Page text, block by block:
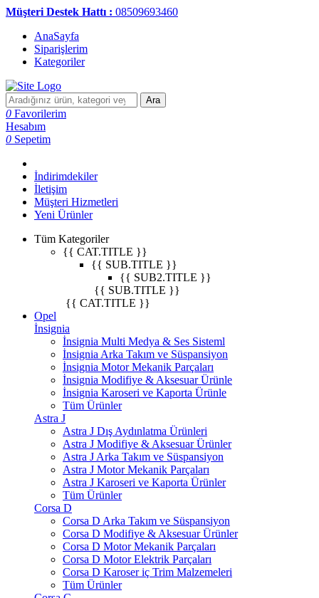
Müşteri Destek Hattı : 08509693460
AnaSayfa
Siparişlerim
Kategoriler
Ara
0 Favorilerim
Hesabım
0 Sepetim
İndirimdekiler
İletişim
Müşteri Hizmetleri
Yeni Ürünler
Tüm Kategoriler
{{ CAT.TITLE }}
{{ SUB.TITLE }}
{{ SUB2.TITLE }}
{{ SUB.TITLE }}
{{ CAT.TITLE }}
Opel
İnsignia
İnsignia Multi Medya & Ses Sisteml
İnsignia Arka Takım ve Süspansiyon
İnsignia Motor Mekanik Parçaları
İnsignia Modifiye & Aksesuar Ürünle
İnsignia Karoseri ve Kaporta Ürünle
Tüm Ürünler
Astra J
Astra J Dış Aydınlatma Ürünleri
Astra J Modifiye & Aksesuar Ürünler
Astra J Arka Takım ve Süspansiyon
Astra J Motor Mekanik Parçaları
Astra J Karoseri ve Kaporta Ürünler
Tüm Ürünler
Corsa D
Corsa D Arka Takım ve Süspansiyon
Corsa D Modifiye & Aksesuar Ürünler
Corsa D Motor Mekanik Parçaları
Corsa D Motor Elektrik Parçaları
Corsa D Karoser iç Trim Malzemeleri
Tüm Ürünler